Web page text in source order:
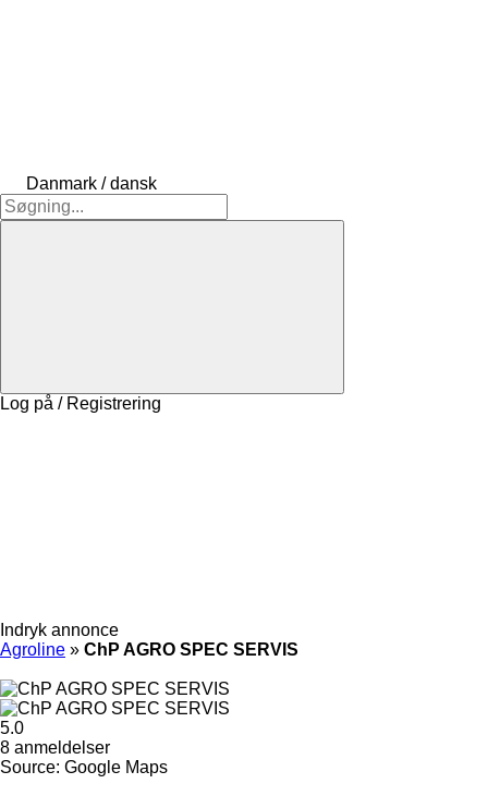
Danmark / dansk
Log på / Registrering
Indryk annonce
Agroline » ChP AGRO SPEC SERVIS
5.0
8 anmeldelser
Source: Google Maps